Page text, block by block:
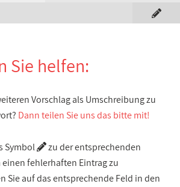
Sie helfen:
Vorschlag als Umschreibung zu
Dann teilen Sie uns das bitte mit!
Symbol
zu der entsprechenden
fehlerhaften Eintrag zu
Sie auf das entsprechende Feld in den